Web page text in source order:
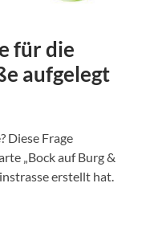
für die
aufgelegt
Diese Frage
„Bock auf Burg &
erstellt hat.